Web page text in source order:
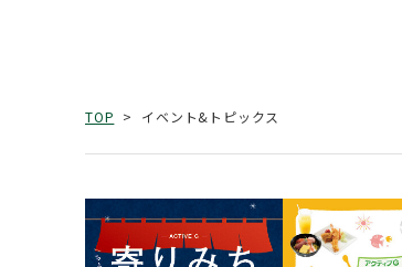
TOP イベント&トピックス